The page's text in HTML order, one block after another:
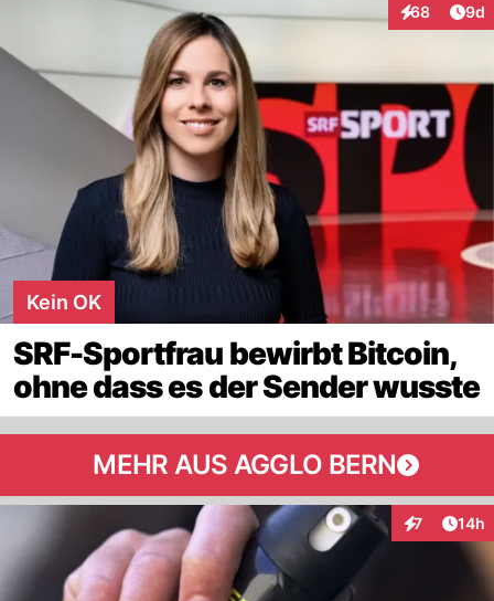
68
Interaktionen
9d
Kein OK
SRF-Sportfrau bewirbt Bitcoin,
ohne dass es der Sender wusste
MEHR AUS AGGLO BERN
7 14h